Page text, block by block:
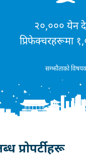
२०,००० येन
प्रिफेक्चरहरूमा
सम्झौताको
प्रोपर्टीहरू